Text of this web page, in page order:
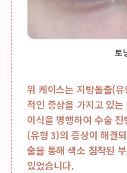
토
위 케이스는 지방돌출(
적인 증상을 가지고 있
이식을 병행하여 수술
(유형 3)의 증상이 해결
술을 통해 색소 침착된
있었습니다.